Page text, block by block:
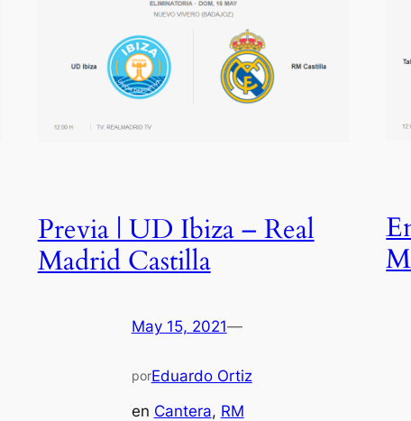
Previa | UD Ibiza – Real
Madrid Castilla
May 15, 2021—
porEduardo Ortiz
en Cantera, RM